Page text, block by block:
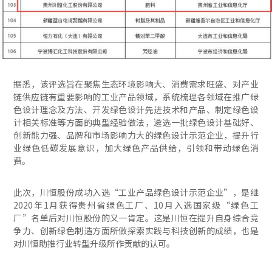
据悉，该评选旨在聚焦生态环境影响大、消费需求旺盛、对产业
链供应链有重要影响的工业产品领域，系统梳理各领域在推广绿
色设计理念及方法、开发绿色设计先进技术和产品、制定绿色设
计相关标准等方面的典型经验做法，遴选一批绿色设计基础好、
创新能力强、品牌和市场影响力大的绿色设计示范企业，提升行
业绿色低碳发展意识，加大绿色产品供给，引领和带动绿色消
费。
此次，川恒股份成功入选“工业产品绿色设计示范企业”，是继
2020年1月获得贵州省绿色工厂、10月入选国家级“绿色工
厂”名单后对川恒股份的又一肯定。这是川恒在提升自身综合竞
争力、创新绿色制造方面所做探索实践与科技创新的成绩，也是
对川恒助推行业转型升级所作贡献的认可。